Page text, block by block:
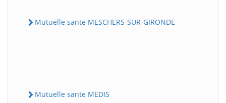
Mutuelle sante MESCHERS-SUR-GIRONDE
Mutuelle sante MEDIS